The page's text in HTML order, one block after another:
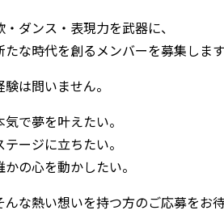
・ダンス・表現力を武器に、
たな時代を創るメンバーを募集します
験は問いません。
気で夢を叶えたい。
テージに立ちたい。
かの心を動かしたい。
んな熱い想いを持つ方のご応募をお